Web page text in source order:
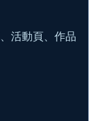
活動頁、作品